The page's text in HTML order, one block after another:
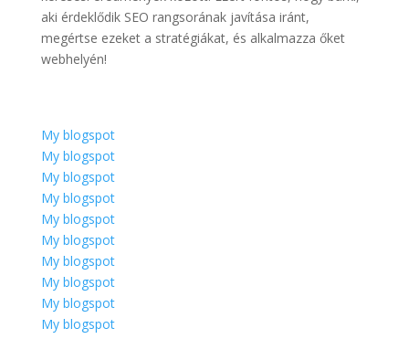
aki érdeklődik SEO rangsorának javítása iránt,
megértse ezeket a stratégiákat, és alkalmazza őket
webhelyén!
My blogspot
My blogspot
My blogspot
My blogspot
My blogspot
My blogspot
My blogspot
My blogspot
My blogspot
My blogspot